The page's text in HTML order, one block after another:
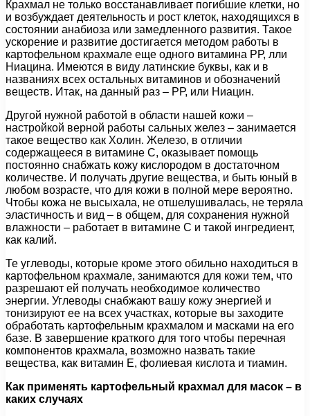
Крахмал не только восстанавливает погибшие клетки, но
и возбуждает деятельность и рост клеток, находящихся в
состоянии анабиоза или замедленного развития. Такое
ускорение и развитие достигается методом работы в
картофельном крахмале еще одного витамина РР, лли
Ниацина. Имеются в виду латинские буквы, как и в
названиях всех остальных витаминов и обозначений
веществ. Итак, на данный раз – РР, или Ниацин.
Другой нужной работой в области нашей кожи –
настройкой верной работы сальных желез – занимается
такое вещество как Холин. Железо, в отличии
содержащееся в витамине С, оказывает помощь
постоянно снабжать кожу кислородом в достаточном
количестве. И получать другие вещества, и быть юный в
любом возрасте, что для кожи в полной мере вероятно.
Чтобы кожа не высыхала, не отшелушивалась, не теряла
эластичность и вид – в общем, для сохранения нужной
влажности – работает в витамине С и такой ингредиент,
как калий.
Те углеводы, которые кроме этого обильно находиться в
картофельном крахмале, занимаются для кожи тем, что
разрешают ей получать необходимое количество
энергии. Углеводы снабжают вашу кожу энергией и
тонизируют ее на всех участках, которые вы заходите
обработать картофельным крахмалом и масками на его
базе. В завершение краткого для того чтобы перечная
компонентов крахмала, возможно назвать такие
вещества, как витамин Е, фолиевая кислота и тиамин.
Как применять картофельный крахмал для масок – в
каких случаях